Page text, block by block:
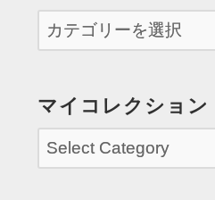
マイコレクション